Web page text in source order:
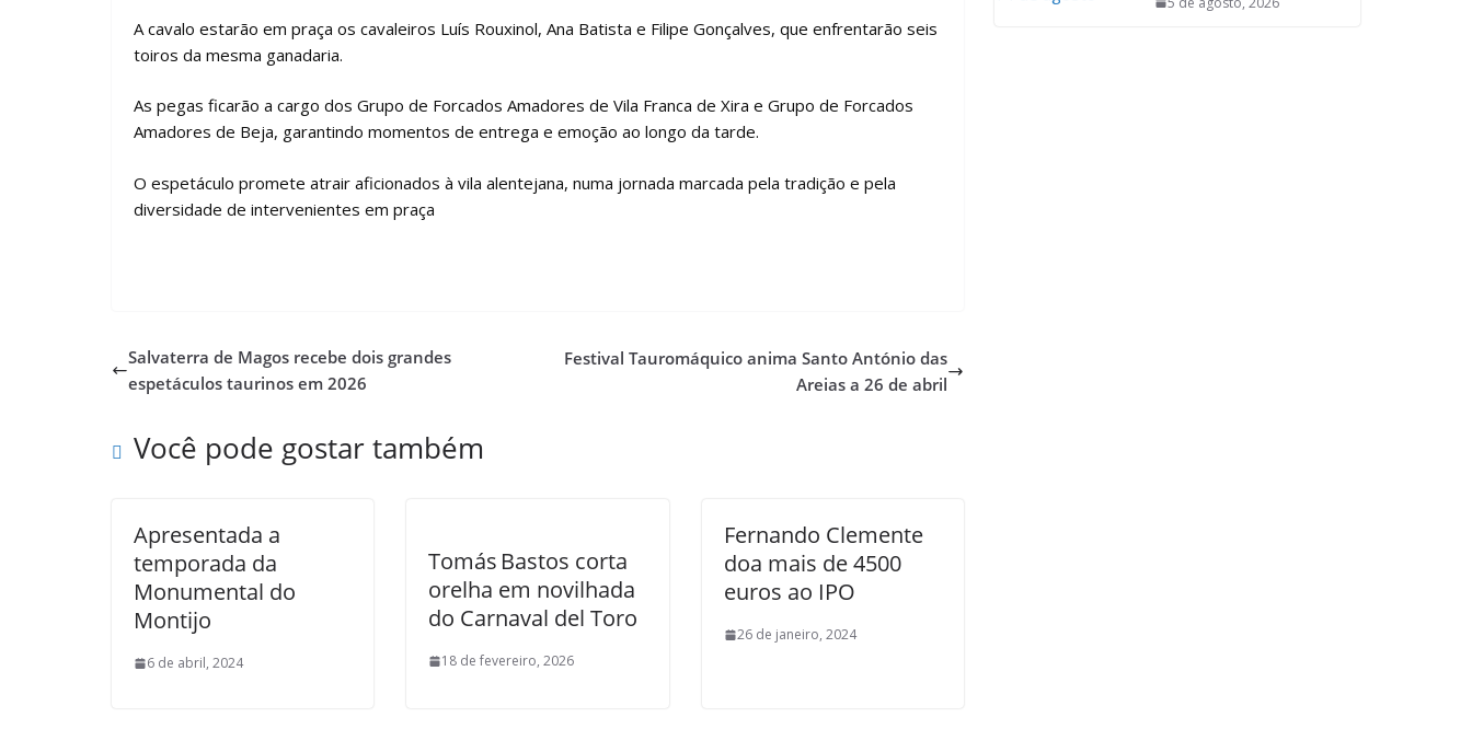
A cavalo estarão em praça os cavaleiros Luís Rouxinol, Ana Batista e Filipe Gonçalves, que enfrentarão seis
toiros da mesma ganadaria.
As pegas ficarão a cargo dos Grupo de Forcados Amadores de Vila Franca de Xira e Grupo de Forcados
Amadores de Beja, garantindo momentos de entrega e emoção ao longo da tarde.
O espetáculo promete atrair aficionados à vila alentejana, numa jornada marcada pela tradição e pela
diversidade de intervenientes em praça
Salvaterra de Magos recebe dois grandes
espetáculos taurinos em 2026
Festival Tauromáquico anima Santo António das
Areias a 26 de abril
Você pode gostar também
Apresentada a
temporada da
Monumental do
Montijo
6 de abril, 2024
Tomás Bastos corta
orelha em novilhada
do Carnaval del Toro
18 de fevereiro, 2026
Fernando Clemente
doa mais de 4500
euros ao IPO
26 de janeiro, 2024